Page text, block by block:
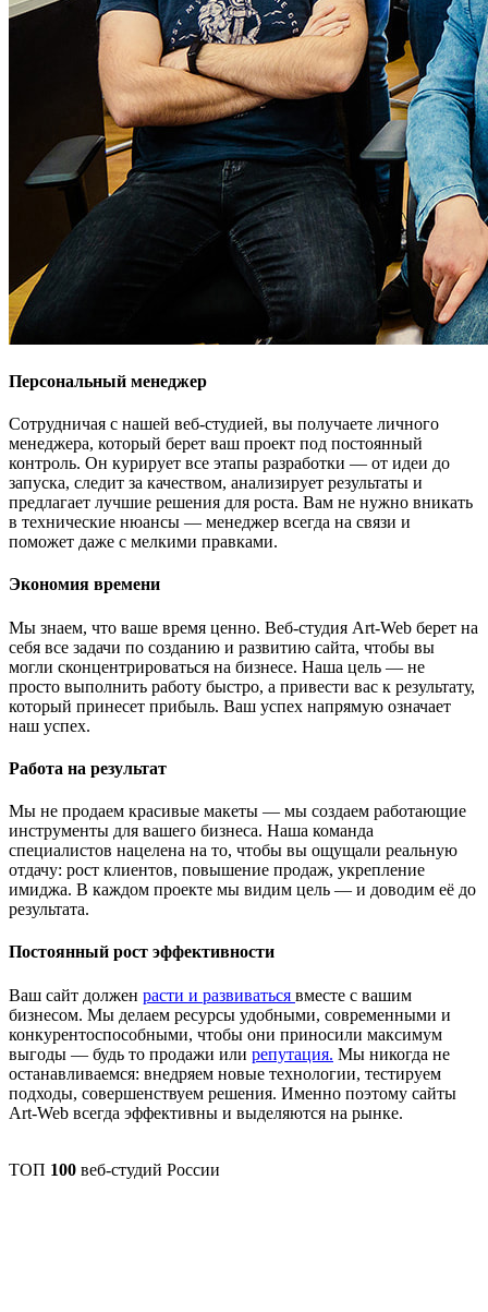
Персональный менеджер
Сотрудничая с нашей веб-студией, вы получаете личного
менеджера, который берет ваш проект под постоянный
контроль. Он курирует все этапы разработки — от идеи до
запуска, следит за качеством, анализирует результаты и
предлагает лучшие решения для роста. Вам не нужно вникать
в технические нюансы — менеджер всегда на связи и
поможет даже с мелкими правками.
Экономия времени
Мы знаем, что ваше время ценно. Веб-студия Art-Web берет на
себя все задачи по созданию и развитию сайта, чтобы вы
могли сконцентрироваться на бизнесе. Наша цель — не
просто выполнить работу быстро, а привести вас к результату,
который принесет прибыль. Ваш успех напрямую означает
наш успех.
Работа на результат
Мы не продаем красивые макеты — мы создаем работающие
инструменты для вашего бизнеса. Наша команда
специалистов нацелена на то, чтобы вы ощущали реальную
отдачу: рост клиентов, повышение продаж, укрепление
имиджа. В каждом проекте мы видим цель — и доводим её до
результата.
Постоянный рост эффективности
Ваш сайт должен расти и развиваться вместе с вашим
бизнесом. Мы делаем ресурсы удобными, современными и
конкурентоспособными, чтобы они приносили максимум
выгоды — будь то продажи или репутация. Мы никогда не
останавливаемся: внедряем новые технологии, тестируем
подходы, совершенствуем решения. Именно поэтому сайты
Art-Web всегда эффективны и выделяются на рынке.
ТОП 100 веб-студий России